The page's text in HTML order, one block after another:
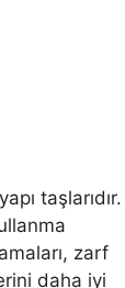
taşlarıdır.
zarf
daha iyi